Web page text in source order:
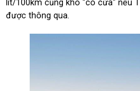
lít/100km cũng khó "có cửa" nếu
được thông qua.